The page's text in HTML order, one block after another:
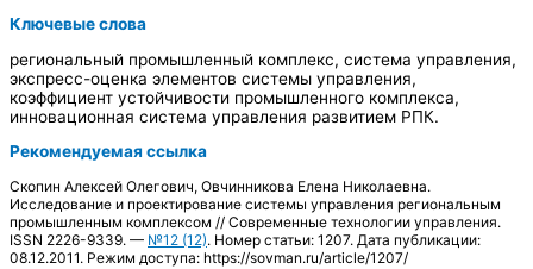
Ключевые слова
региональный промышленный комплекс, система управления,
экспресс-оценка элементов системы управления,
коэффициент устойчивости промышленного комплекса,
инновационная система управления развитием РПК.
Рекомендуемая ссылка
Скопин Алексей Олегович, Овчинникова Елена Николаевна.
Исследование и проектирование системы управления региональным
промышленным комплексом // Современные технологии управления.
ISSN 2226-9339. — №12 (12). Номер статьи: 1207. Дата публикации:
08.12.2011. Режим доступа: https://sovman.ru/article/1207/